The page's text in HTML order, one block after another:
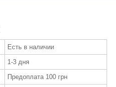
Есть в наличии
1-3 дня
Предоплата 100 грн